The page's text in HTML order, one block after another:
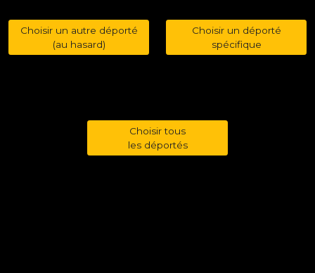
Choisir un autre déporté
(au hasard)
Choisir un déporté
spécifique
Choisir tous
les déportés